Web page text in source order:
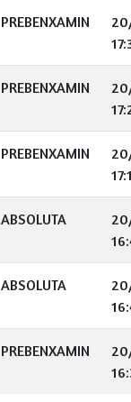
PREBENXAMIN
PREBENXAMIN
PREBENXAMIN
ABSOLUTA
ABSOLUTA
PREBENXAMIN